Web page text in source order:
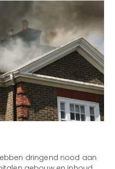
dringend nood aan